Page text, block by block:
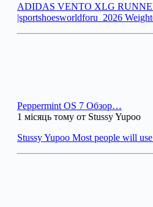
ADIDAS VENTO XLG
|sportshoesworldforu_2026
Peppermint OS 7 Обзор…
1 місяць тому от Stussy Yupoo
Stussy Yupoo Most people will